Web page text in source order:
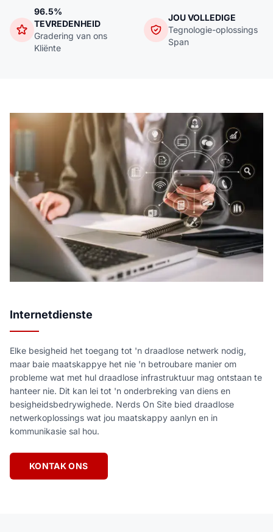
96.5%
TEVREDENHEID
Gradering van ons
Kliënte
JOU VOLLEDIGE
Tegnologie-oplossings
Span
Internetdienste
Elke besigheid het toegang tot 'n draadlose netwerk nodig,
maar baie maatskappye het nie 'n betroubare manier om
probleme wat met hul draadlose infrastruktuur mag ontstaan te
hanteer nie. Dit kan lei tot 'n onderbreking van diens en
besigheidsbedrywighede. Nerds On Site bied draadlose
netwerkoplossings wat jou maatskappy aanlyn en in
kommunikasie sal hou.
KONTAK ONS